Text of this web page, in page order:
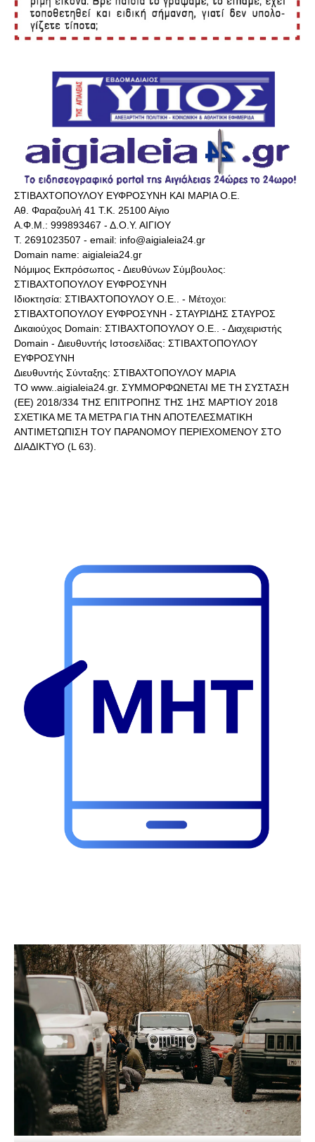
ΣΤΙΒΑΧΤΟΠΟΥΛΟΥ ΕΥΦΡΟΣΥΝΗ ΚΑΙ ΜΑΡΙΑ Ο.Ε.
Αθ. Φαραζουλή 41 Τ.Κ. 25100 Αίγιο
Α.Φ.Μ.: 999893467 - Δ.Ο.Υ. ΑΙΓΙΟΥ
Τ. 2691023507 - email: info@aigialeia24.gr
Domain name: aigialeia24.gr
Νόμιμος Εκπρόσωπος - Διευθύνων Σύμβουλος:
ΣΤΙΒΑΧΤΟΠΟΥΛΟΥ ΕΥΦΡΟΣΥΝΗ
Ιδιοκτησία: ΣΤΙΒΑΧΤΟΠΟΥΛΟΥ Ο.Ε.. - Μέτοχοι:
ΣΤΙΒΑΧΤΟΠΟΥΛΟΥ ΕΥΦΡΟΣΥΝΗ - ΣΤΑΥΡΙΔΗΣ ΣΤΑΥΡΟΣ
Δικαιούχος Domain: ΣΤΙΒΑΧΤΟΠΟΥΛΟΥ Ο.Ε.. - Διαχειριστής
Domain - Διευθυντής Ιστοσελίδας: ΣΤΙΒΑΧΤΟΠΟΥΛΟΥ
ΕΥΦΡΟΣΥΝΗ
Διευθυντής Σύνταξης: ΣΤΙΒΑΧΤΟΠΟΥΛΟΥ ΜΑΡΙΑ
ΤΟ www..aigialeia24.gr. ΣΥΜΜΟΡΦΩΝΕΤΑΙ ΜΕ ΤΗ ΣΥΣΤΑΣΗ
(ΕΕ) 2018/334 ΤΗΣ ΕΠΙΤΡΟΠΗΣ ΤΗΣ 1ΗΣ ΜΑΡΤΙΟΥ 2018
ΣΧΕΤΙΚΑ ΜΕ ΤΑ ΜΕΤΡΑ ΓΙΑ ΤΗΝ ΑΠΟΤΕΛΕΣΜΑΤΙΚΗ
ΑΝΤΙΜΕΤΩΠΙΣΗ ΤΟΥ ΠΑΡΑΝΟΜΟΥ ΠΕΡΙΕΧΟΜΕΝΟΥ ΣΤΟ
ΔΙΑΔΙΚΤΥΟ (L 63).